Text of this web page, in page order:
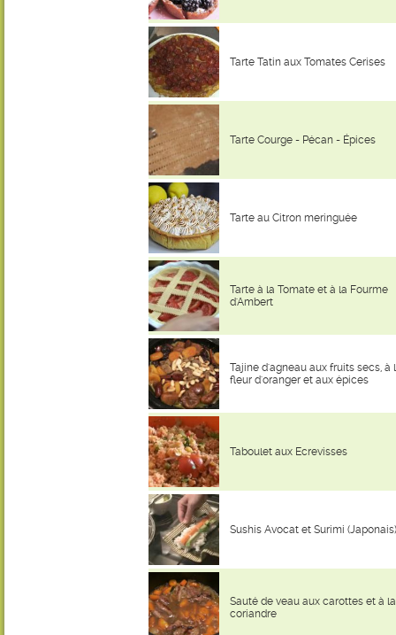
Tarte Tatin aux Tomates Cerises
Tarte Courge - Pécan - Épices
Tarte au Citron meringuée
Tarte à la Tomate et à la Fourme
d'Ambert
Tajine d'agneau aux fruits secs, à
fleur d'oranger et aux épices
Taboulet aux Ecrevisses
Sushis Avocat et Surimi (Japonais)
Sauté de veau aux carottes et à la
coriandre